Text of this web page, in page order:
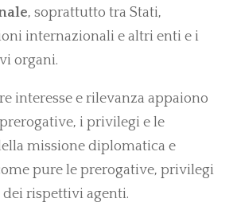
, soprattutto tra Stati,
internazionali e altri enti e i
organi.
interesse e rilevanza appaiono
i privilegi e le
missione diplomatica e
pure le prerogative, privilegi
rispettivi agenti.